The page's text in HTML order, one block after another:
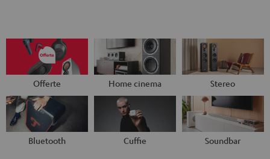
Offerte Home cinema Stereo
Bluetooth Cuffie Soundbar